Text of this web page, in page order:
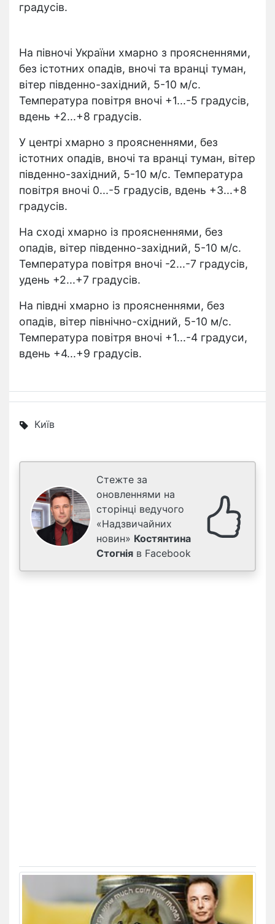
градусів.
На півночі України хмарно з проясненнями,
без істотних опадів, вночі та вранці туман,
вітер південно-західний, 5-10 м/с.
Температура повітря вночі +1...-5 градусів,
вдень +2...+8 градусів.
У центрі хмарно з проясненнями, без
істотних опадів, вночі та вранці туман, вітер
південно-західний, 5-10 м/с. Температура
повітря вночі 0...-5 градусів, вдень +3...+8
градусів.
На сході хмарно із проясненнями, без
опадів, вітер південно-західний, 5-10 м/с.
Температура повітря вночі -2...-7 градусів,
удень +2...+7 градусів.
На півдні хмарно із проясненнями, без
опадів, вітер північно-східний, 5-10 м/с.
Температура повітря вночі +1...-4 градуси,
вдень +4...+9 градусів.
Київ
Стежте за
оновленнями на
сторінці ведучого
«Надзвичайних
новин» Костянтина
Стогнія в Facebook